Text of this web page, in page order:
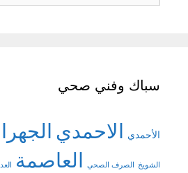
سباك وفني صحي
الأحمدي الاحمدي
الشويخ الصرف الصحي العاصمة